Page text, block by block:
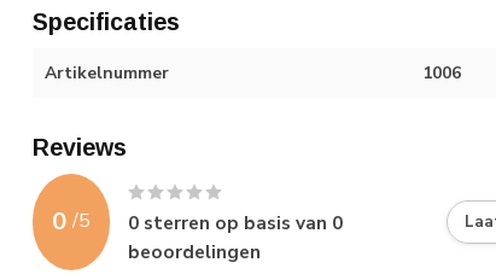
Specificaties
Artikelnummer 1006
Reviews
0 /5 0 sterren op basis van 0
beoordelingen